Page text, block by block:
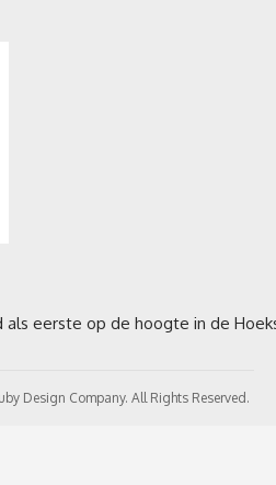
Design Company. All Rights Reserved.